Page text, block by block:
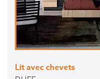
Lit avec chevets